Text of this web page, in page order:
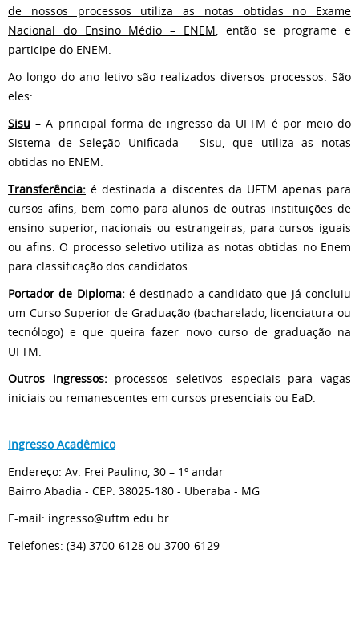
de nossos processos utiliza as notas obtidas no Exame
Nacional do Ensino Médio – ENEM , então se programe e
participe do ENEM.
Ao longo do ano letivo são realizados diversos processos. São
eles:
Sisu – A principal forma de ingresso da UFTM é por meio do
Sistema de Seleção Unificada – Sisu, que utiliza as notas
obtidas no ENEM.
Transferência: é destinada a discentes da UFTM apenas para
cursos afins, bem como para alunos de outras instituições de
ensino superior, nacionais ou estrangeiras, para cursos iguais
ou afins. O processo seletivo utiliza as notas obtidas no Enem
para classificação dos candidatos.
Portador de Diploma:é destinado a candidato que já concluiu
um Curso Superior de Graduação (bacharelado, licenciatura ou
tecnólogo) e que queira fazer novo curso de graduação na
UFTM.
Outros ingressos:processos seletivos especiais para vagas
iniciais ou remanescentes em cursos presenciais ou EaD.
Ingresso Acadêmico
Endereço: Av. Frei Paulino, 30 – 1º andar
Bairro Abadia - CEP: 38025-180 - Uberaba - MG
E-mail: ingresso@uftm.edu.br
Telefones: (34) 3700-6128 ou 3700-6129